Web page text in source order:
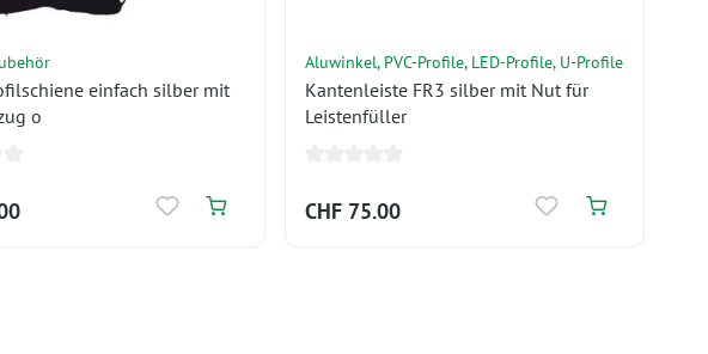
einfach silber mit
o
Aluwinkel, PVC-Profile, LED-Profile, U-Profile
Kantenleiste FR3 silber mit Nut für
Leistenfüller
CHF 75.00